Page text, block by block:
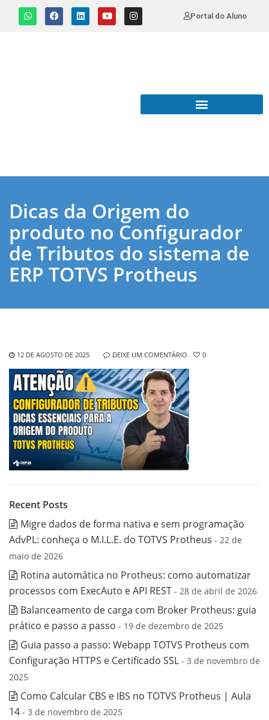
Portal do Aluno
Dicas da Origem do
produto no Configurador
de Tributos do sistema de
ERP TOTVS Protheus
12 DE AGOSTO DE 2025 DEIXE UM COMENTÁRIO 0
Recent Posts
Migre dados de forma nativa e sem programação
AdvPL: conheça o M.I.L.E. do TOTVS Protheus - 22 de
maio de 2026
Rotina automática no Protheus: como automatizar
processos com ExecAuto e API REST - 28 de abril de 2026
Balanceamento de carga com Broker Protheus: guia
prático e passo a passo - 19 de dezembro de 2025
Guia passo a passo: Webapp TOTVS Protheus com
Configuração HTTPS e Certificado SSL - 3 de novembro de
2025
Como Calcular CBS e IBS no TOTVS Protheus | Aula
14 - 3 de novembro de 2025